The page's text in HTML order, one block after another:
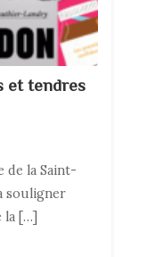
et tendres
de la Saint-
souligner
la […]